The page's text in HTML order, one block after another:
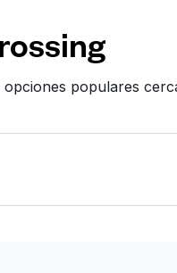
populares